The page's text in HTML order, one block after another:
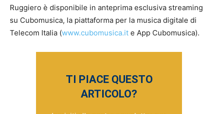
Ruggiero è disponibile in anteprima esclusiva streaming
su Cubomusica, la piattaforma per la musica digitale di
Telecom Italia (www.cubomusica.it e App Cubomusica).
TI PIACE QUESTO
ARTICOLO?